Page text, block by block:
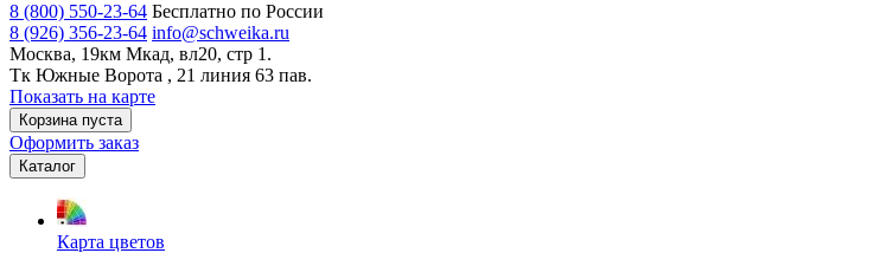
8 (800) 550-23-64 Бесплатно по России
8 (926) 356-23-64 info@schweika.ru
Москва, 19км Мкад, вл20, стр 1.
Тк Южные Ворота , 21 линия 63 пав.
Показать на карте
Корзина пуста
Оформить заказ
Каталог
Карта цветов